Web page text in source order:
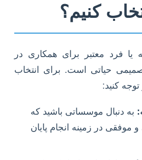
کنیم؟
فرد معتبر برای همکاری در
تصمیمی حیاتی است. برای انتخاب
کنید:
به دنبال موسساتی باشید که
موفقی در زمینه انجام پایان